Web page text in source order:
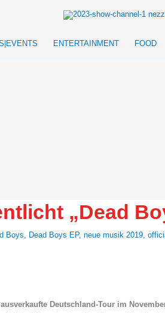
ENTERTAINMENT FOOD
„Dead
Boys, Dead Boys EP, neue musik 2019,
Deutschland-Tour im